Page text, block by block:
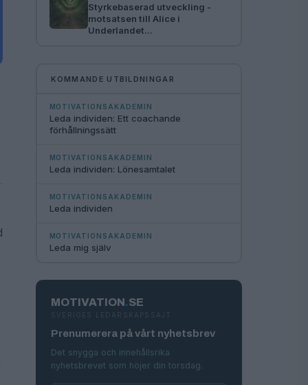
Styrkebaserad utveckling -
motsatsen till Alice i
Underlandet...
KOMMANDE UTBILDNINGAR
MOTIVATIONSAKADEMIN
Leda individen: Ett coachande
förhållningssätt
MOTIVATIONSAKADEMIN
Leda individen: Lönesamtalet
MOTIVATIONSAKADEMIN
Leda individen
MOTIVATIONSAKADEMIN
Leda mig själv
MOTIVATION.SE
SVERIGES LEDARSKAPSSAJT
Prenumerera på vårt nyhetsbrev
Det snygga och innehållsrika
nyhetsbrevet som höjer din torsdag.